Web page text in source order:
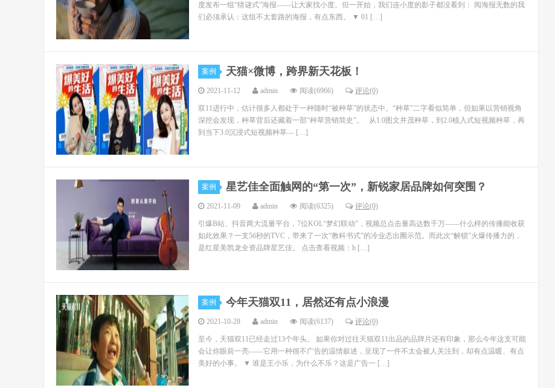
度发布一组“猜谜式”海报——让大家找小度。但一开始，我们连小度的影子都没看到： 阅海报无数的我
们必须承认：这组不太套路的海报，有点东西。 ▼ 01 […]
案例 天猫×微博，跨界新天花板！
2021-11-12 admin 阅读(6966) 评论(0)
双11进行中，估计很多人都处于一种随时“被种草”的状态中。“种草”二字看似简单，但如果以营销视角
深挖会发现，种草背后还藏着一部“种草营销简史”。 从1.0图文并茂种草，到2.0植入式短视频种草，再
到当下3.0沉浸式短视频种草— […]
案例 星艺佳全面触网的“第一次”，新锐家居品牌如何突围？
2021-11-09 admin 阅读(6325) 评论(0)
引爆B站、抖音两大流量平台，7位KOL“梦幻联动”，视频总点击量高达数千万——什么样的传播能收获
如此效果？一支56秒的TVC，带来了一次“教科书式”的冷业态出圈示范。而此次“解锁”火爆传播力的，
是红星美凯龙全资品牌星艺佳。 点击查看视频：h […]
案例 今年天猫双11，居然还有点小浪漫
2021-10-28 admin 阅读(6137) 评论(0)
至今，天猫双11已经走过13个年头。 如果你对过往天猫双11出品的品牌片还有印象，那么今年这支可能
会让你眼前一亮——它用一种很不广告的温情叙述，呈现了一件不太会被人关注到，却有点温暖、有点
美好的小事。 ▼ 谁是王小乐，为什么不乐？这是广告一 […]